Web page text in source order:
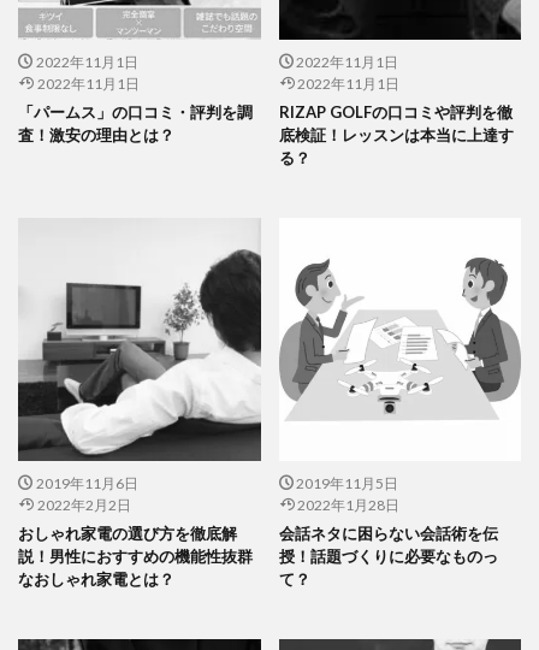
2022年11月1日
2022年11月1日
「パームス」の口コミ・評判を調
査！激安の理由とは？
2022年11月1日
2022年11月1日
RIZAP GOLFの口コミや評判を徹
底検証！レッスンは本当に上達す
る？
2019年11月6日
2022年2月2日
おしゃれ家電の選び方を徹底解
説！男性におすすめの機能性抜群
なおしゃれ家電とは？
2019年11月5日
2022年1月28日
会話ネタに困らない会話術を伝
授！話題づくりに必要なものっ
て？